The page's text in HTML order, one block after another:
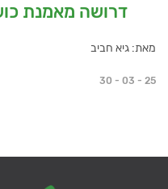
דרושה מאמנת
מאת: גיא חביב
30 - 03 - 25